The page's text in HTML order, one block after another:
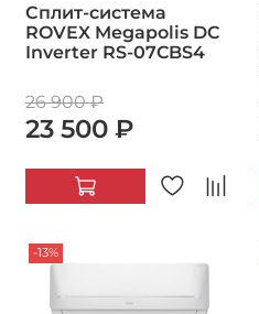
Сплит-система
ROVEX Megapolis DC
Inverter RS-07CBS4
26 900 ₽
23 500 ₽
-13%